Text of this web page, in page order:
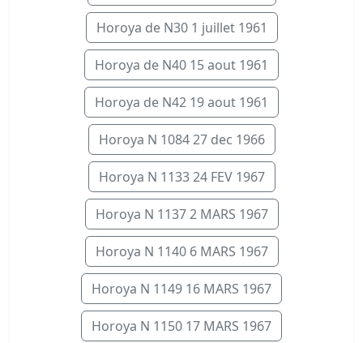
Horoya de N30 1 juillet 1961
Horoya de N40 15 aout 1961
Horoya de N42 19 aout 1961
Horoya N 1084 27 dec 1966
Horoya N 1133 24 FEV 1967
Horoya N 1137 2 MARS 1967
Horoya N 1140 6 MARS 1967
Horoya N 1149 16 MARS 1967
Horoya N 1150 17 MARS 1967